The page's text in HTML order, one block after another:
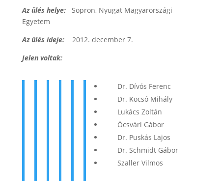
Az ülés helye:Sopron, Nyugat Magyarországi
Egyetem
Az ülés ideje:
2012. december 7.
Jelen voltak:
Dr. Dívós Ferenc
Dr. Kocsó Mihály
Lukács Zoltán
Ócsvári Gábor
Dr. Puskás Lajos
Dr. Schmidt Gábor
Szaller Vilmos